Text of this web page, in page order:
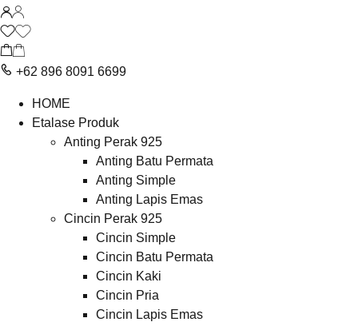
+62 896 8091 6699
HOME
Etalase Produk
Anting Perak 925
Anting Batu Permata
Anting Simple
Anting Lapis Emas
Cincin Perak 925
Cincin Simple
Cincin Batu Permata
Cincin Kaki
Cincin Pria
Cincin Lapis Emas